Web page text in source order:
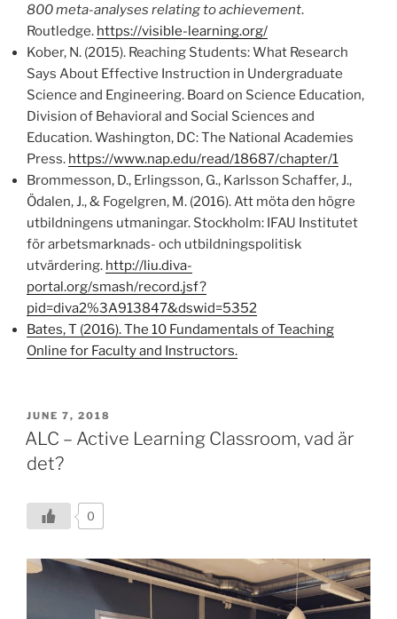
800 meta-analyses relating to achievement.
Routledge. https://visible-learning.org/
Kober, N. (2015). Reaching Students: What Research
Says About Effective Instruction in Undergraduate
Science and Engineering. Board on Science Education,
Division of Behavioral and Social Sciences and
Education. Washington, DC: The National Academies
Press. https://www.nap.edu/read/18687/chapter/1
Brommesson, D., Erlingsson, G., Karlsson Schaffer, J.,
Ödalen, J., & Fogelgren, M. (2016). Att möta den högre
utbildningens utmaningar. Stockholm: IFAU Institutet
för arbetsmarknads- och utbildningspolitisk
utvärdering. http://liu.diva-
portal.org/smash/record.jsf?
pid=diva2%3A913847&dswid=5352
Bates, T (2016). The 10 Fundamentals of Teaching
Online for Faculty and Instructors.
POSTED
ON
JUNE 7, 2018
ALC – Active Learning Classroom, vad är
det?
0